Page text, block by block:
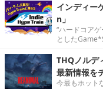
インディー
n」
“ハードコア
とした
THQノルデ
最新情報を
今最もホット